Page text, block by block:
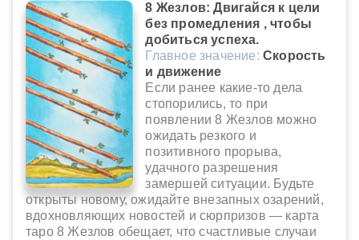
8 Жезлов: Двигайся к цели
без промедления , чтобы
добиться успеха.
Главное значение: Скорость
и движение
Если ранее какие-то дела
стопорились, то при
появлении 8 Жезлов можно
ожидать резкого и
позитивного прорыва,
удачного разрешения
замершей ситуации. Будьте
открыты новому, ожидайте внезапных озарений,
вдохновляющих новостей и сюрпризов — карта
таро 8 Жезлов обещает, что счастливые случаи